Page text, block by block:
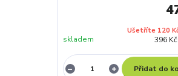
Ušetříte 120
396 Kč
skladem
Přidat do